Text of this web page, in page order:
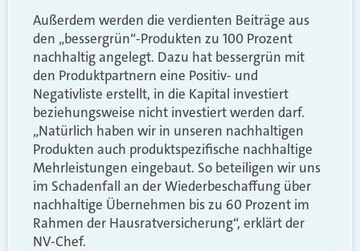
Außerdem werden die verdienten Beiträge aus
den „bessergrün“-Produkten zu 100 Prozent
nachhaltig angelegt. Dazu hat bessergrün mit
den Produktpartnern eine Positiv- und
Negativliste erstellt, in die Kapital investiert
beziehungsweise nicht investiert werden darf.
„Natürlich haben wir in unseren nachhaltigen
Produkten auch produktspezifische nachhaltige
Mehrleistungen eingebaut. So beteiligen wir uns
im Schadenfall an der Wiederbeschaffung über
nachhaltige Übernehmen bis zu 60 Prozent im
Rahmen der Hausratversicherung“, erklärt der
NV-Chef.